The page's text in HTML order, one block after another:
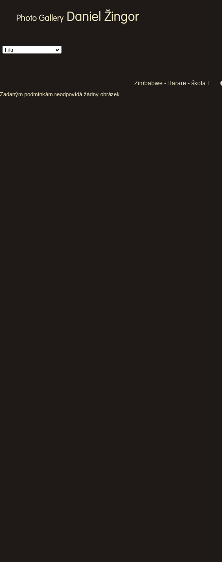
Zimbabwe - Harare - škola I.
Zadaným podmínkám neodpovídá žádný obrázek